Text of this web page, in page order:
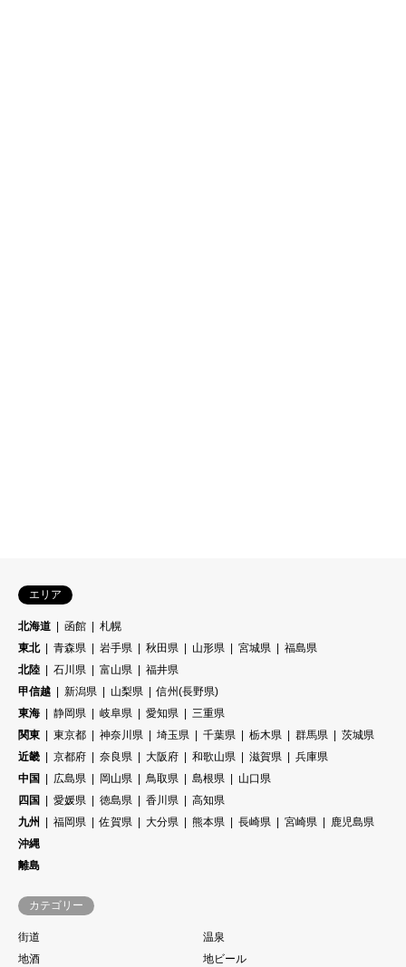
エリア
北海道 函館
札幌
東北
青森県 岩手県 秋田県 山形県 宮城県
福島県
北陸
石川県 富山県
福井県
甲信越
新潟県 山梨県
信州(長野県)
東海
静岡県 岐阜県 愛知県
三重県
関東
東京都 神奈川県 埼玉県 千葉県 栃木県 群馬県
茨城県
近畿
京都府 奈良県 大阪府 和歌山県 滋賀県
兵庫県
中国
広島県 岡山県 鳥取県 島根県
山口県
四国
愛媛県 徳島県 香川県
高知県
九州
福岡県 佐賀県 大分県 熊本県 長崎県 宮崎県
鹿児島県
沖縄
離島
カテゴリー
街道
温泉
地酒
地ビール